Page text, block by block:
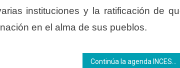
instituciones y la ratificación de
en el alma de sus pueblos.